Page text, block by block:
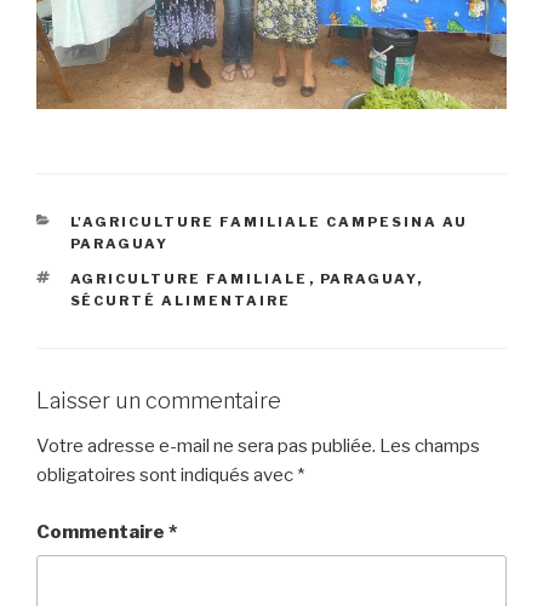
L'AGRICULTURE FAMILIALE CAMPESINA AU
PARAGUAY
AGRICULTURE FAMILIALE , PARAGUAY,
SÉCURTÉ ALIMENTAIRE
Laisser un commentaire
Votre adresse e-mail ne sera pas publiée. Les champs
obligatoires sont indiqués avec *
Commentaire *